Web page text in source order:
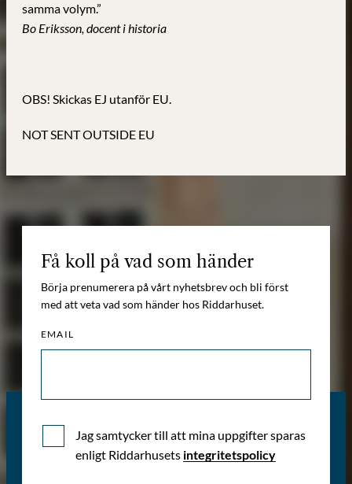
samma volym.”
Bo Eriksson, docent i historia
OBS! Skickas EJ utanför EU.
NOT SENT OUTSIDE EU
Få koll på vad som händer
Börja prenumerera på vårt nyhetsbrev och bli först
med att veta vad som händer hos Riddarhuset.
EMAIL
Jag samtycker till att mina uppgifter sparas
enligt Riddarhusets integritetspolicy